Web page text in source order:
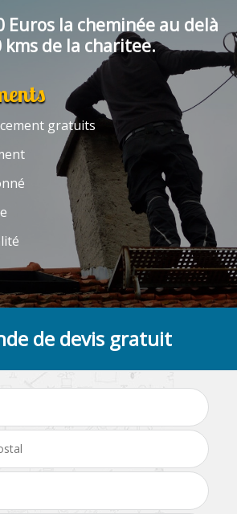
Euros la cheminée au delà
kms de la charitee.
gratuits
de devis gratuit